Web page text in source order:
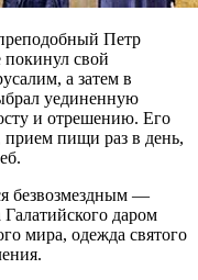
Петр
покинул свой
а затем в
уединенную
и отрешению. Его
пищи раз в день,
безвозмездным —
даром
мира, одежда святого